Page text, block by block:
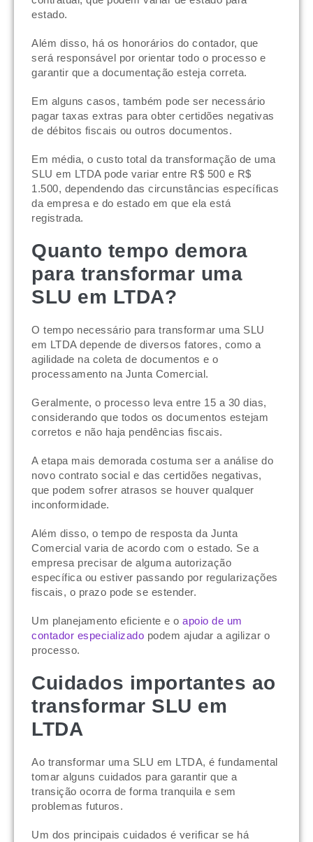
estado.
Além disso, há os honorários do contador, que
será responsável por orientar todo o processo e
garantir que a documentação esteja correta.
Em alguns casos, também pode ser necessário
pagar taxas extras para obter certidões negativas
de débitos fiscais ou outros documentos.
Em média, o custo total da transformação de uma
SLU em LTDA pode variar entre R$ 500 e R$
1.500, dependendo das circunstâncias específicas
da empresa e do estado em que ela está
registrada.
Quanto tempo demora
para transformar uma
SLU em LTDA?
O tempo necessário para transformar uma SLU
em LTDA depende de diversos fatores, como a
agilidade na coleta de documentos e o
processamento na Junta Comercial.
Geralmente, o processo leva entre 15 a 30 dias,
considerando que todos os documentos estejam
corretos e não haja pendências fiscais.
A etapa mais demorada costuma ser a análise do
novo contrato social e das certidões negativas,
que podem sofrer atrasos se houver qualquer
inconformidade.
Além disso, o tempo de resposta da Junta
Comercial varia de acordo com o estado. Se a
empresa precisar de alguma autorização
específica ou estiver passando por regularizações
fiscais, o prazo pode se estender.
Um planejamento eficiente e o apoio de um
contador especializado podem ajudar a agilizar o
processo.
Cuidados importantes ao
transformar SLU em
LTDA
Ao transformar uma SLU em LTDA, é fundamental
tomar alguns cuidados para garantir que a
transição ocorra de forma tranquila e sem
problemas futuros.
Um dos principais cuidados é verificar se há